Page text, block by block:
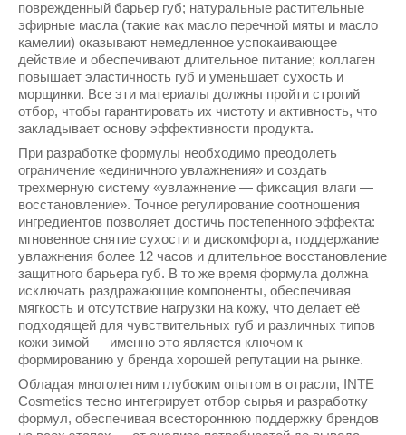
поврежденный барьер губ; натуральные растительные
эфирные масла (такие как масло перечной мяты и масло
камелии) оказывают немедленное успокаивающее
действие и обеспечивают длительное питание; коллаген
повышает эластичность губ и уменьшает сухость и
морщинки. Все эти материалы должны пройти строгий
отбор, чтобы гарантировать их чистоту и активность, что
закладывает основу эффективности продукта.
При разработке формулы необходимо преодолеть
ограничение «единичного увлажнения» и создать
трехмерную систему «увлажнение — фиксация влаги —
восстановление». Точное регулирование соотношения
ингредиентов позволяет достичь постепенного эффекта:
мгновенное снятие сухости и дискомфорта, поддержание
увлажнения более 12 часов и длительное восстановление
защитного барьера губ. В то же время формула должна
исключать раздражающие компоненты, обеспечивая
мягкость и отсутствие нагрузки на кожу, что делает её
подходящей для чувствительных губ и различных типов
кожи зимой — именно это является ключом к
формированию у бренда хорошей репутации на рынке.
Обладая многолетним глубоким опытом в отрасли, INTE
Cosmetics тесно интегрирует отбор сырья и разработку
формул, обеспечивая всестороннюю поддержку брендов